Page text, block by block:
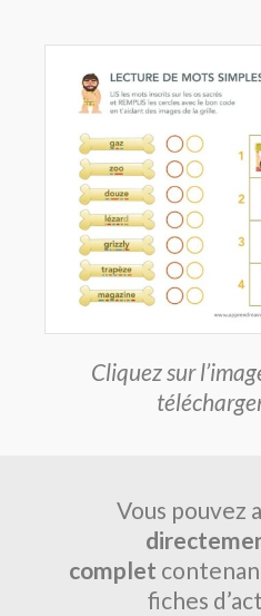
Cliquez sur
Vous pouvez
complet
fiches